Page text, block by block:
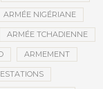
ARMÉE NIGÉRIANE
ARMÉE TCHADIENNE
ARMEMENT